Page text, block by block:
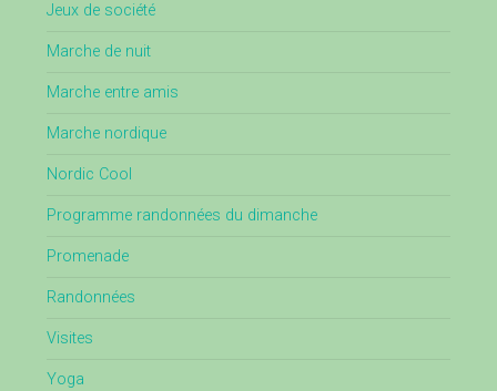
Jeux de société
Marche de nuit
Marche entre amis
Marche nordique
Nordic Cool
Programme randonnées du dimanche
Promenade
Randonnées
Visites
Yoga